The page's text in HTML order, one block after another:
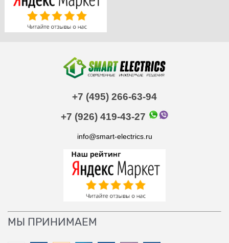
+7 (495) 266-63-94
+7 (926) 419-43-27
info@smart-electrics.ru
МЫ ПРИНИМАЕМ